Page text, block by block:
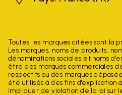
Toutes les marques citées sont la
Les marques, noms de produits,
dénominations sociales et noms
être des marques commerciales
respectifs ou des marques
été utilisés à des fins d'explication
impliquer de violation de la loi sur